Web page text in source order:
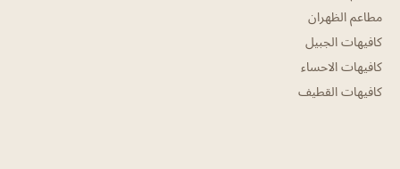
مطاعم الظهران
كافيهات الجبيل
كافيهات الاحساء
كافيهات القطيف